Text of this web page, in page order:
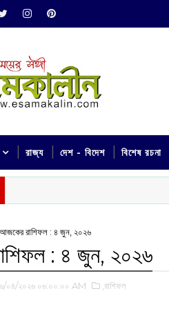
রাজ্য দেশ - বিদেশ বিশেষ রচনা
আজকের রাশিফল :‌ ‌‌৪ জুন, ২০২৬
:‌ ‌‌৪ জুন, ২০২৬
৬/০৪/২০২৬ ০৬:০০:০০ AM ,রাশিফল